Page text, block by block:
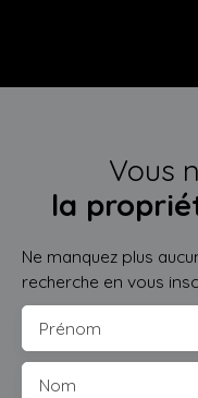
Vous
la
Ne manquez plus
recherche en vous
Prénom
Nom